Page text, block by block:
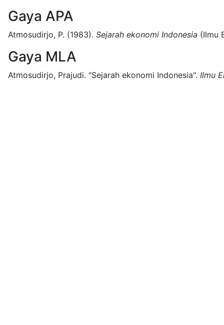
Gaya APA
Atmosudirjo, P. (1983). Sejarah ekonomi Indonesia (Ilmu
Gaya MLA
Atmosudirjo, Prajudi. "Sejarah ekonomi Indonesia". Ilmu